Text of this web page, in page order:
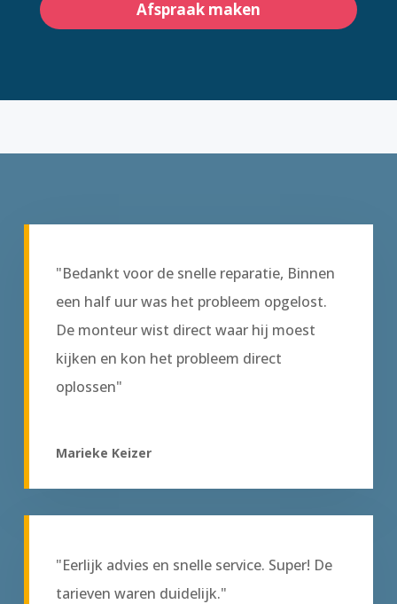
Afspraak maken
"Bedankt voor de snelle reparatie, Binnen
een half uur was het probleem opgelost.
De monteur wist direct waar hij moest
kijken en kon het probleem direct
oplossen"
Marieke Keizer
"Eerlijk advies en snelle service. Super! De
tarieven waren duidelijk."